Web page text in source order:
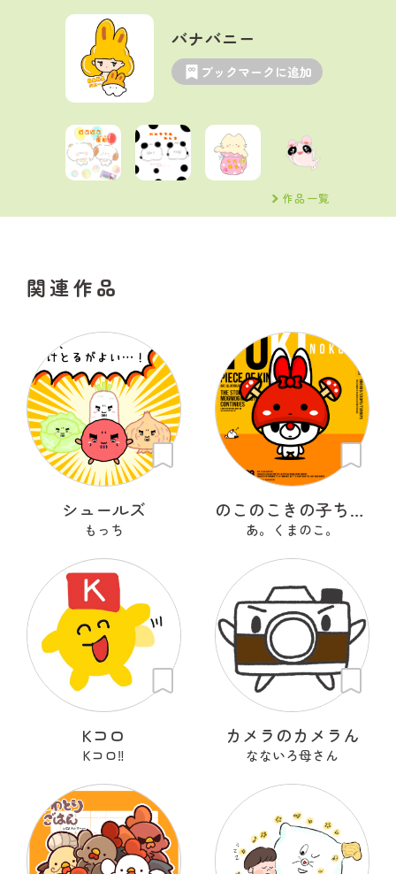
バナバニー
ブックマークに追加
作品一覧
関連作品
シュールズ
もっち
のこのこきの子ちゃん
あ。くまのこ。
Kコロ
Kコロ‼︎
カメラのカメラん
なないろ母さん